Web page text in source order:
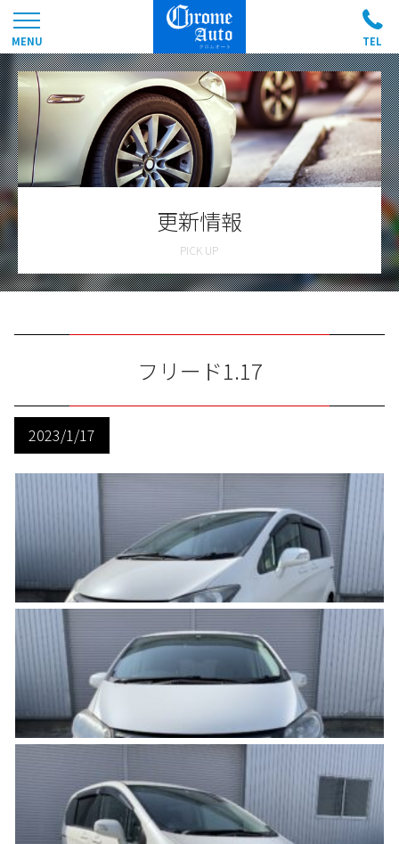
更新情報
フリード1.17
2023/1/17